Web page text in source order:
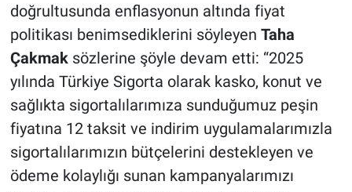
doğrultusunda enflasyonun altında fiyat
politikası benimsediklerini söyleyen Taha
Çakmaksözlerine şöyle devam etti: “2025
yılında Türkiye Sigorta olarak kasko, konut ve
sağlıkta sigortalılarımıza sunduğumuz peşin
fiyatına 12 taksit ve indirim uygulamalarımızla
sigortalılarımızın bütçelerini destekleyen ve
ödeme kolaylığı sunan kampanyalarımızı